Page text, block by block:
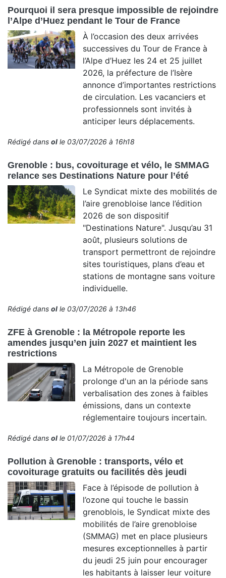
Pourquoi il sera presque impossible de rejoindre
l’Alpe d’Huez pendant le Tour de France
À l’occasion des deux arrivées
successives du Tour de France à
l’Alpe d’Huez les 24 et 25 juillet
2026, la préfecture de l’Isère
annonce d’importantes restrictions
de circulation. Les vacanciers et
professionnels sont invités à
anticiper leurs déplacements.
Rédigé dans ol le 03/07/2026 à 16h18
Grenoble : bus, covoiturage et vélo, le SMMAG
relance ses Destinations Nature pour l’été
Le Syndicat mixte des mobilités de
l’aire grenobloise lance l’édition
2026 de son dispositif
"Destinations Nature". Jusqu’au 31
août, plusieurs solutions de
transport permettront de rejoindre
sites touristiques, plans d’eau et
stations de montagne sans voiture
individuelle.
Rédigé dans ol le 03/07/2026 à 13h46
ZFE à Grenoble : la Métropole reporte les
amendes jusqu’en juin 2027 et maintient les
restrictions
La Métropole de Grenoble
prolonge d'un an la période sans
verbalisation des zones à faibles
émissions, dans un contexte
réglementaire toujours incertain.
Rédigé dans ol le 01/07/2026 à 17h44
Pollution à Grenoble : transports, vélo et
covoiturage gratuits ou facilités dès jeudi
Face à l’épisode de pollution à
l’ozone qui touche le bassin
grenoblois, le Syndicat mixte des
mobilités de l’aire grenobloise
(SMMAG) met en place plusieurs
mesures exceptionnelles à partir
du jeudi 25 juin pour encourager
les habitants à laisser leur voiture